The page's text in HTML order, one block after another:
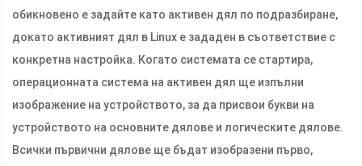
обикновено е задайте като активен дял по подразбиране,
докато активният дял в Linux е зададен в съответствие с
конкретна настройка. Когато системата се стартира,
операционната система на активен дял ще изпълни
изображение на устройството, за да присвои букви на
устройството на основните дялове и логическите дялове.
Всички първични дялове ще бъдат изобразени първо,